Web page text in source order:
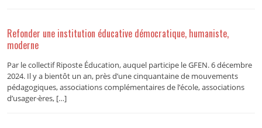
Refonder une institution éducative démocratique, humaniste,
moderne
Par le collectif Riposte Éducation, auquel participe le GFEN. 6 décembre
2024. Il y a bientôt un an, près d’une cinquantaine de mouvements
pédagogiques, associations complémentaires de l’école, associations
d’usager·ères, […]